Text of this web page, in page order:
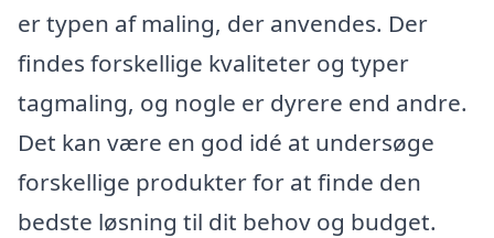
er typen af maling, der anvendes. Der
findes forskellige kvaliteter og typer
tagmaling, og nogle er dyrere end andre.
Det kan være en god idé at undersøge
forskellige produkter for at finde den
bedste løsning til dit behov og budget.